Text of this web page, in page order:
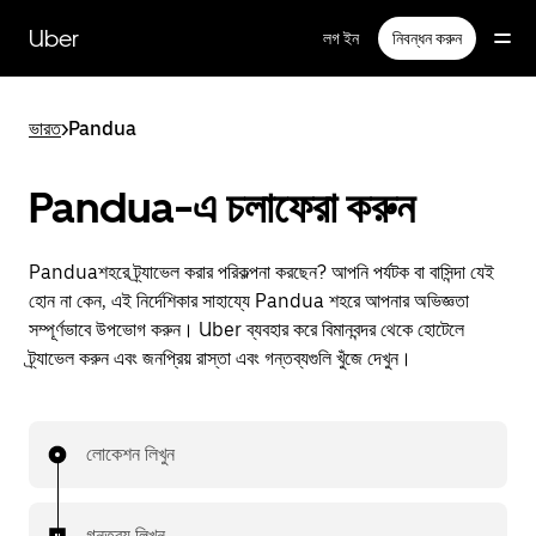
প্রধান
বিষয়সূচিতে
Uber লগ ইন নিবন্ধন করুন
ভারত>Pandua
Pandua-এ চলাফেরা করুন
Panduaশহরে ট্র্যাভেল করার পরিকল্পনা করছেন? আপনি পর্যটক বা বাসিন্দা যেই
হোন না কেন, এই নির্দেশিকার সাহায্যে Pandua শহরে আপনার অভিজ্ঞতা
সম্পূর্ণভাবে উপভোগ করুন। Uber ব্যবহার করে বিমানবন্দর থেকে হোটেলে
ট্র্যাভেল করুন এবং জনপ্রিয় রাস্তা এবং গন্তব্যগুলি খুঁজে দেখুন।
লোকেশন লিখুন